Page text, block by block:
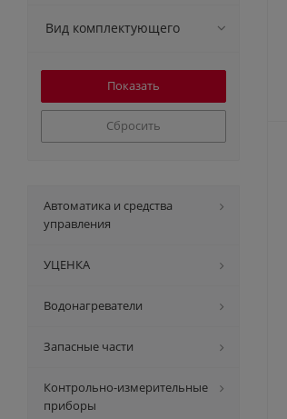
Вид комплектующего
Сбросить
Автоматика и средства
управления
УЦЕНКА
Водонагреватели
Запасные части
Контрольно-измерительные
приборы